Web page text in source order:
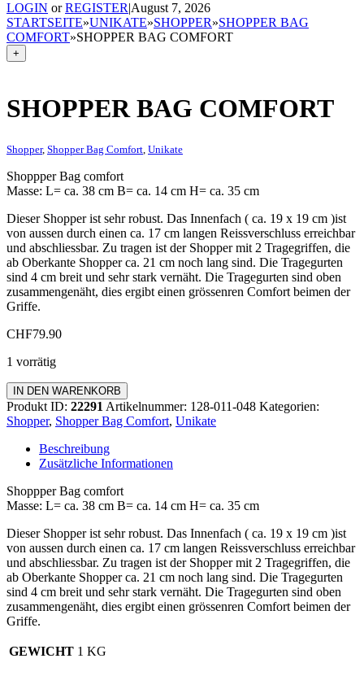
LOGIN orREGISTER|August 7, 2026
STARTSEITE»UNIKATE»SHOPPER»SHOPPER BAG
COMFORT»SHOPPER BAG COMFORT
+
SHOPPER BAG COMFORT
Shopper, Shopper Bag Comfort Unikate
Shoppper Bag comfort
Masse: L= ca. 38 cm B= ca. 14 cm H= ca. 35 cm
Dieser Shopper ist sehr robust. Das Innenfach ( ca. 19 x 19 cm )ist
von aussen durch einen ca. 17 cm langen Reissverschluss erreichbar
und abschliessbar. Zu tragen ist der Shopper mit 2 Tragegriffen, die
ab Oberkante Shopper ca. 21 cm noch lang sind. Die Tragegurten
sind 4 cm breit und sehr stark vernäht. Die Tragegurten sind oben
zusammengenäht, dies ergibt einen grössenren Comfort beimen der
Griffe.
CHF79.90
1 vorrätig
Shopper
Bag
Comfort
Menge
IN DEN WARENKORB
Produkt ID: 22291 Artikelnummer: 128-011-048 Kategorien:
Shopper, Shopper Bag Comfort, Unikate
Beschreibung
Zusätzliche Informationen
Shoppper Bag comfort
Masse: L= ca. 38 cm B= ca. 14 cm H= ca. 35 cm
Dieser Shopper ist sehr robust. Das Innenfach ( ca. 19 x 19 cm )ist
von aussen durch einen ca. 17 cm langen Reissverschluss erreichbar
und abschliessbar. Zu tragen ist der Shopper mit 2 Tragegriffen, die
ab Oberkante Shopper ca. 21 cm noch lang sind. Die Tragegurten
sind 4 cm breit und sehr stark vernäht. Die Tragegurten sind oben
zusammengenäht, dies ergibt einen grössenren Comfort beimen der
Griffe.
GEWICHT 1 KG